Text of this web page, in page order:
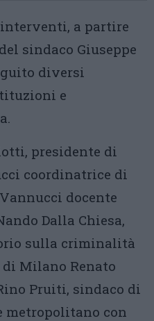
a partire
sindaco Giuseppe
diversi
e
presidente di
coordinatrice di
docente
Dalla Chiesa,
sulla criminalità
Milano Renato
Pruiti, sindaco di
metropolitano con